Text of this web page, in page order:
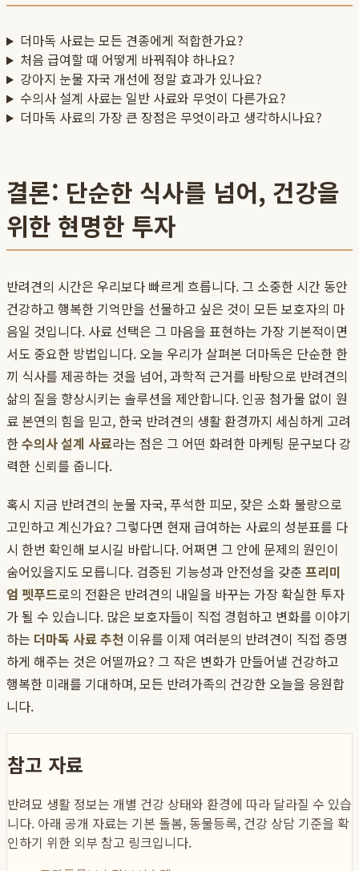
더마독 사료는 모든 견종에게 적합한가요?
처음 급여할 때 어떻게 바꿔줘야 하나요?
강아지 눈물 자국 개선에 정말 효과가 있나요?
수의사 설계 사료는 일반 사료와 무엇이 다른가요?
더마독 사료의 가장 큰 장점은 무엇이라고 생각하시나요?
결론: 단순한 식사를 넘어, 건강을
위한 현명한 투자
반려견의 시간은 우리보다 빠르게 흐릅니다. 그 소중한 시간 동안
건강하고 행복한 기억만을 선물하고 싶은 것이 모든 보호자의 마
음일 것입니다. 사료 선택은 그 마음을 표현하는 가장 기본적이면
서도 중요한 방법입니다. 오늘 우리가 살펴본 더마독은 단순한 한
끼 식사를 제공하는 것을 넘어, 과학적 근거를 바탕으로 반려견의
삶의 질을 향상시키는 솔루션을 제안합니다. 인공 첨가물 없이 원
료 본연의 힘을 믿고, 한국 반려견의 생활 환경까지 세심하게 고려
한수의사 설계 사료라는 점은 그 어떤 화려한 마케팅 문구보다 강
력한 신뢰를 줍니다.
혹시 지금 반려견의 눈물 자국, 푸석한 피모, 잦은 소화 불량으로
고민하고 계신가요? 그렇다면 현재 급여하는 사료의 성분표를 다
시 한번 확인해 보시길 바랍니다. 어쩌면 그 안에 문제의 원인이
숨어있을지도 모릅니다. 검증된 기능성과 안전성을 갖춘 프리미
엄 펫푸드로의 전환은 반려견의 내일을 바꾸는 가장 확실한 투자
가 될 수 있습니다. 많은 보호자들이 직접 경험하고 변화를 이야기
하는 더마독 사료 추천 이유를 이제 여러분의 반려견이 직접 증명
하게 해주는 것은 어떨까요? 그 작은 변화가 만들어낼 건강하고
행복한 미래를 기대하며, 모든 반려가족의 건강한 오늘을 응원합
니다.
참고 자료
반려묘 생활 정보는 개별 건강 상태와 환경에 따라 달라질 수 있습
니다. 아래 공개 자료는 기본 돌봄, 동물등록, 건강 상담 기준을 확
인하기 위한 외부 참고 링크입니다.